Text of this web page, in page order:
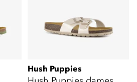
Hush Puppies